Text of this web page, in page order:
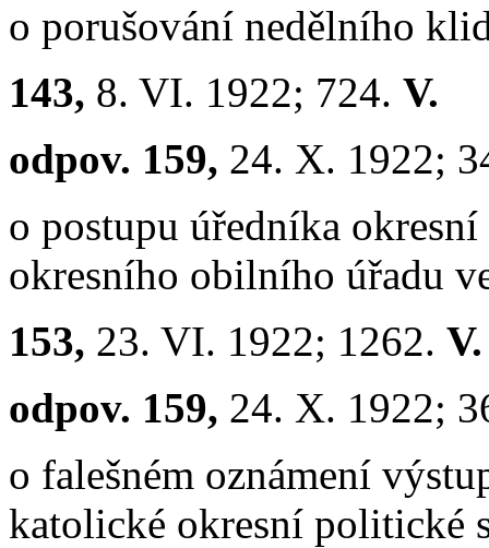
o porušování nedělního
143, 8. VI. 1922; 724. V.
odpov. 159, 24. X. 1922;
o postupu úředníka
okresního obilního úřadu
153, 23. VI. 1922; 1262. V.
odpov. 159, 24. X. 1922;
o falešném oznámení
katolické okresní politické